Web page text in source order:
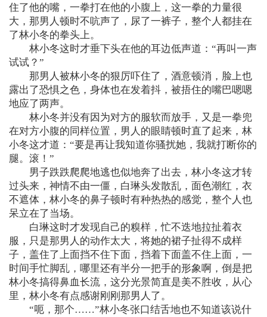
住了他的嘴，一拳打在他的小腹上，这一拳的力量很
大，那男人顿时不吭声了，尿了一裤子，整个人都挂在
了林小冬的拳头上。
林小冬这时才垂下头在他的耳边低声道：“再叫一声
试试？”
那男人被林小冬的狠厉吓住了，酒意顿消，脸上也
露出了恐惧之色，身体也在发着抖，被捂住的嘴巴嗯嗯
地应了两声。
林小冬并没有因为对方的服软而放手，又是一拳兜
在对方小腹的同样位置，男人的眼睛顿时直了起来，林
小冬这才道：“要是再让我知道你骚扰她，我就打断你的
腿。滚！”
男子跌跌爬爬地逃也似地奔了出去，林小冬这才转
过头来，神情不由一僵，白琳头发散乱，面色潮红，衣
不遮体，林小冬的鼻子顿时有种热热的感觉，整个人也
呆立在了当场。
白琳这时才发现自己的糗样，忙不迭地拉扯着衣
服，只是那男人的动作太大，将她的裙子扯得不成样
子，盖住了上面挡不住下面，挡着下面盖不住上面，一
时间手忙脚乱，哪里还有半分一把手的形象啊，倒是把
林小冬搞得鼻血长流，这分光景简直是美不胜收，从心
里，林小冬有点感谢刚刚那男人了。
“呃，那个……”林小冬张口结舌地也不知道该说什